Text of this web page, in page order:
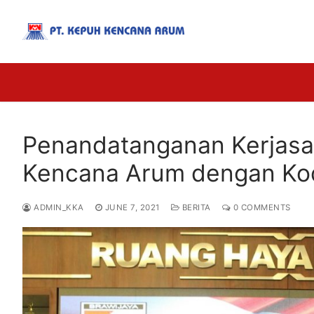
Penandatanganan
Kencana Arum dengan
ADMIN_KKA JUNE 7, 2021 BERITA 0 COMMENTS